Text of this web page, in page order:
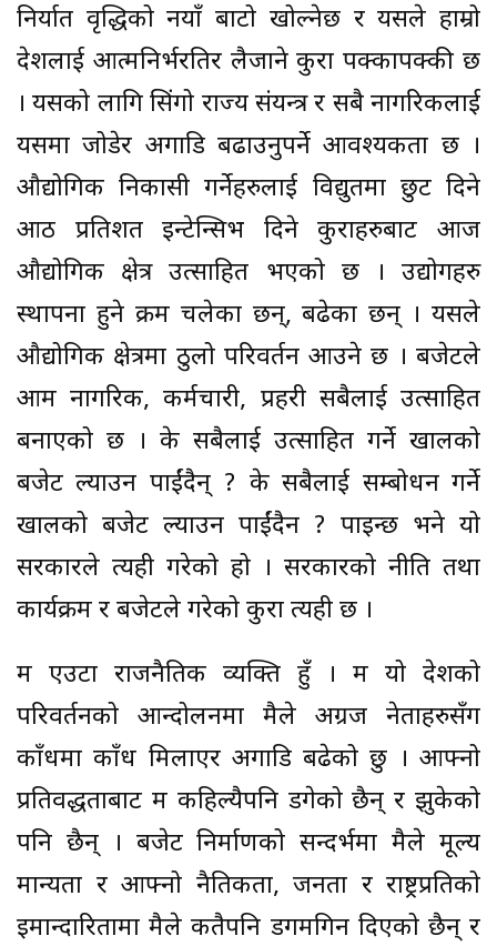
निर्यात वृद्धिको नयाँ बाटो खोल्नेछ र यसले हाम्रो
देशलाई आत्मनिर्भरतिर लैजाने कुरा पक्कापक्की छ
। यसको लागि सिंगो राज्य संयन्त्र र सबै नागरिकलाई
यसमा जोडेर अगाडि बढाउनुपर्ने आवश्यकता छ ।
औद्योगिक निकासी गर्नेहरुलाई विद्युतमा छुट दिने
आठ प्रतिशत इन्टेन्सिभ दिने कुराहरुबाट आज
औद्योगिक क्षेत्र उत्साहित भएको छ । उद्योगहरु
स्थापना हुने क्रम चलेका छन्, बढेका छन् । यसले
औद्योगिक क्षेत्रमा ठुलो परिवर्तन आउने छ । बजेटले
आम नागरिक, कर्मचारी, प्रहरी सबैलाई उत्साहित
बनाएको छ । के सबैलाई उत्साहित गर्ने खालको
बजेट ल्याउन पाईंदैन् ? के सबैलाई सम्बोधन गर्ने
खालको बजेट ल्याउन पाईंदैन ? पाइन्छ भने यो
सरकारले त्यही गरेको हो । सरकारको नीति तथा
कार्यक्रम र बजेटले गरेको कुरा त्यही छ ।
म एउटा राजनैतिक व्यक्ति हुँ । म यो देशको
परिवर्तनको आन्दोलनमा मैले अग्रज नेताहरुसँग
काँधमा काँध मिलाएर अगाडि बढेको छु । आफ्नो
प्रतिवद्धताबाट म कहिल्यैपनि डगेको छैन् र झुकेको
पनि छैन् । बजेट निर्माणको सन्दर्भमा मैले मूल्य
मान्यता र आफ्नो नैतिकता, जनता र राष्ट्रप्रतिको
इमान्दारितामा मैले कतैपनि डगमगिन दिएको छैन् र